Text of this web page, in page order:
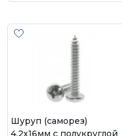
Шуруп (саморез)
4,2х16мм с полукруглой